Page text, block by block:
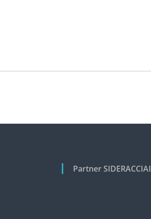
Partner SIDERACCIAI